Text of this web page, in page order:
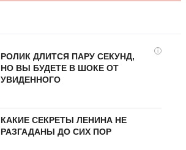
i
РОЛИК ДЛИТСЯ ПАРУ СЕКУНД,
НО ВЫ БУДЕТЕ В ШОКЕ ОТ
УВИДЕННОГО
КАКИЕ СЕКРЕТЫ ЛЕНИНА НЕ
РАЗГАДАНЫ ДО СИХ ПОР